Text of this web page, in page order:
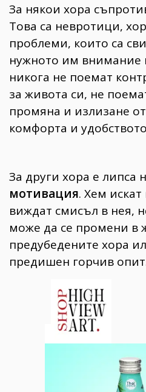
НИ
За някои хора
Това са невротици,
проблеми, които са
нужното им внимание
никога не поемат
за живота си, не
промяна и излизане
комфорта и
За други хора е липса
мотивация. Хем
виждат смисъл в нея,
може да се промени в
предубедените хора
предишен горчив